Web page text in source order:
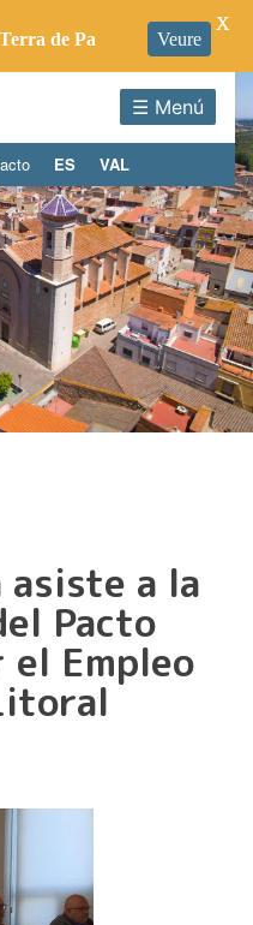
☰ Menú
ES VAL
asiste a la
Pacto
Empleo
Terra de Pa Veure
X